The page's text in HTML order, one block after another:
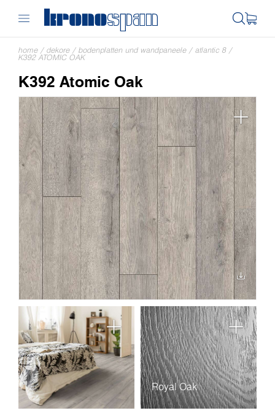
home / dekore / bodenplatten und wandpaneele / atlantic 8 /
K392 ATOMIC OAK
K392 Atomic Oak
Royal Oak